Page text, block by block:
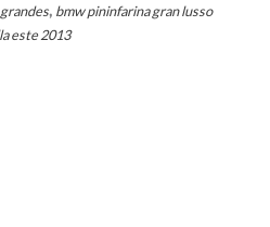
, bmw pininfarina gran lusso
este 2013